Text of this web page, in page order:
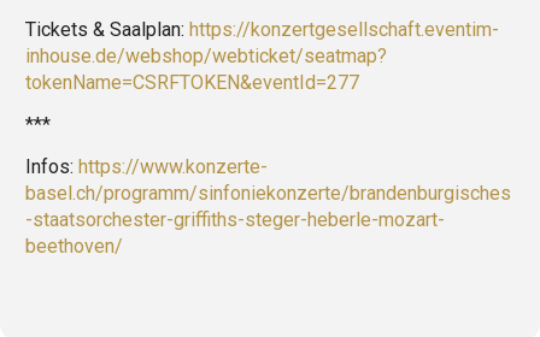
Tickets & Saalplan: https://konzertgesellschaft.eventim-
inhouse.de/webshop/webticket/seatmap?
tokenName=CSRFTOKEN&eventId=277
***
Infos: https://www.konzerte-
basel.ch/programm/sinfoniekonzerte/brandenburgisches
-staatsorchester-griffiths-steger-heberle-mozart-
beethoven/